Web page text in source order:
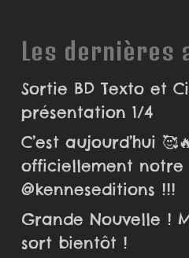
Les dernières
Sortie BD Texto et
présentation 1/4
C’est aujourd’hui
officiellement notre
@kenneseditions !!!
Grande Nouvelle !
sort bientôt !